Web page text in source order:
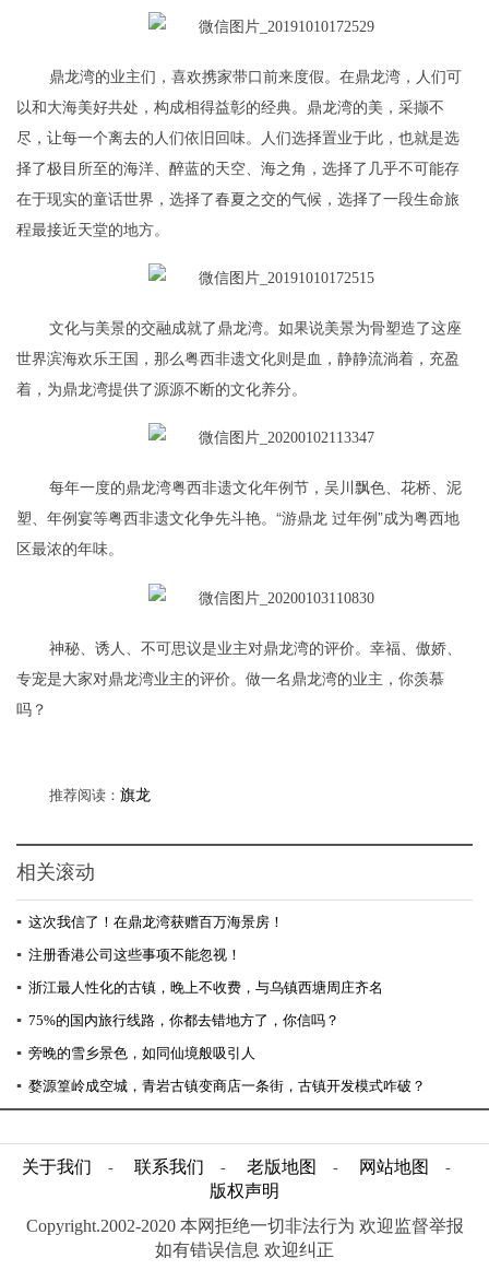
鼎龙湾的业主们，喜欢携家带口前来度假。在鼎龙湾，人们可
以和大海美好共处，构成相得益彰的经典。鼎龙湾的美，采撷不
尽，让每一个离去的人们依旧回味。人们选择置业于此，也就是选
择了极目所至的海洋、醉蓝的天空、海之角，选择了几乎不可能存
在于现实的童话世界，选择了春夏之交的气候，选择了一段生命旅
程最接近天堂的地方。
文化与美景的交融成就了鼎龙湾。如果说美景为骨塑造了这座
世界滨海欢乐王国，那么粤西非遗文化则是血，静静流淌着，充盈
着，为鼎龙湾提供了源源不断的文化养分。
每年一度的鼎龙湾粤西非遗文化年例节，吴川飘色、花桥、泥
塑、年例宴等粤西非遗文化争先斗艳。“游鼎龙 过年例”成为粤西地
区最浓的年味。
神秘、诱人、不可思议是业主对鼎龙湾的评价。幸福、傲娇、
专宠是大家对鼎龙湾业主的评价。做一名鼎龙湾的业主，你羡慕
吗？
推荐阅读： 旗龙
相关滚动
▪ 这次我信了！在鼎龙湾获赠百万海景房！
▪ 注册香港公司这些事项不能忽视！
▪ 浙江最人性化的古镇，晚上不收费，与乌镇西塘周庄齐名
▪ 75%的国内旅行线路，你都去错地方了，你信吗？
▪ 旁晚的雪乡景色，如同仙境般吸引人
▪ 婺源篁岭成空城，青岩古镇变商店一条街，古镇开发模式咋破？
关于我们 - 联系我们 - 老版地图 - 网站地图 -
版权声明
Copyright.2002-2020 本网拒绝一切非法行为 欢迎监督举报
如有错误信息 欢迎纠正